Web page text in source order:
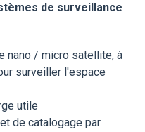
de surveillance
nano / micro satellite, à
surveiller l'espace
utile
de catalogage par